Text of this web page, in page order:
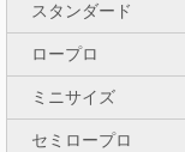
スタンダード
ロープロ
ミニサイズ
セミロープロ